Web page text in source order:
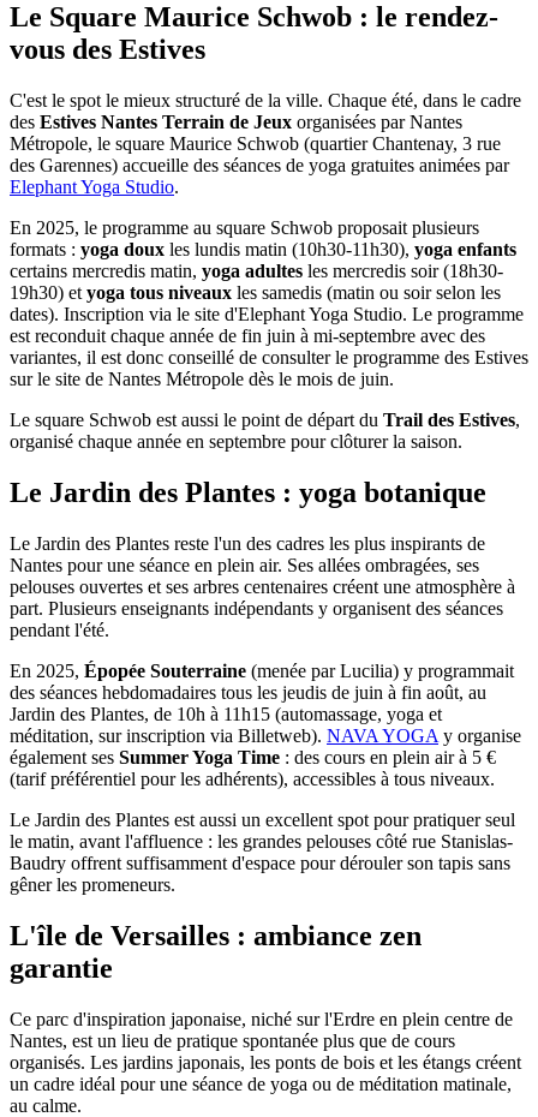
Le Square Maurice Schwob : le rendez-
vous des Estives
C'est le spot le mieux structuré de la ville. Chaque été, dans le cadre
des Estives Nantes Terrain de Jeux organisées par Nantes
Métropole, le square Maurice Schwob (quartier Chantenay, 3 rue
des Garennes) accueille des séances de yoga gratuites animées par
Elephant Yoga Studio.
En 2025, le programme au square Schwob proposait plusieurs
formats : yoga doux les lundis matin (10h30-11h30), yoga enfants
certains mercredis matin, yoga adultes les mercredis soir (18h30-
19h30) et yoga tous niveaux les samedis (matin ou soir selon les
dates). Inscription via le site d'Elephant Yoga Studio. Le programme
est reconduit chaque année de fin juin à mi-septembre avec des
variantes, il est donc conseillé de consulter le programme des Estives
sur le site de Nantes Métropole dès le mois de juin.
Le square Schwob est aussi le point de départ du Trail des Estives,
organisé chaque année en septembre pour clôturer la saison.
Le Jardin des Plantes : yoga botanique
Le Jardin des Plantes reste l'un des cadres les plus inspirants de
Nantes pour une séance en plein air. Ses allées ombragées, ses
pelouses ouvertes et ses arbres centenaires créent une atmosphère à
part. Plusieurs enseignants indépendants y organisent des séances
pendant l'été.
En 2025, Épopée Souterraine (menée par Lucilia) y programmait
des séances hebdomadaires tous les jeudis de juin à fin août, au
Jardin des Plantes, de 10h à 11h15 (automassage, yoga et
méditation, sur inscription via Billetweb). NAVA YOGA y organise
également ses Summer Yoga Time : des cours en plein air à 5 €
(tarif préférentiel pour les adhérents), accessibles à tous niveaux.
Le Jardin des Plantes est aussi un excellent spot pour pratiquer seul
le matin, avant l'affluence : les grandes pelouses côté rue Stanislas-
Baudry offrent suffisamment d'espace pour dérouler son tapis sans
gêner les promeneurs.
L'île de Versailles : ambiance zen
garantie
Ce parc d'inspiration japonaise, niché sur l'Erdre en plein centre de
Nantes, est un lieu de pratique spontanée plus que de cours
organisés. Les jardins japonais, les ponts de bois et les étangs créent
un cadre idéal pour une séance de yoga ou de méditation matinale,
au calme.